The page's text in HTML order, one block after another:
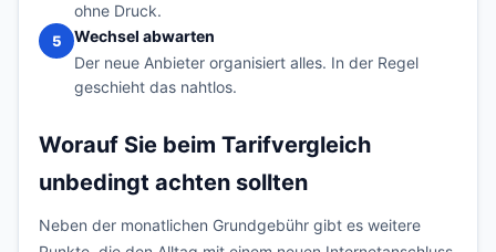
ohne Druck.
5
Wechsel abwarten
Der neue Anbieter organisiert alles. In der Regel
geschieht das nahtlos.
Worauf Sie beim Tarifvergleich
unbedingt achten sollten
Neben der monatlichen Grundgebühr gibt es weitere